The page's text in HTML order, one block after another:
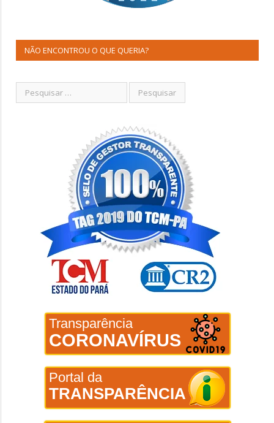
NÃO ENCONTROU O QUE QUERIA?
Transparência
CORONAVÍRUS
Portal da
TRANSPARÊNCIA